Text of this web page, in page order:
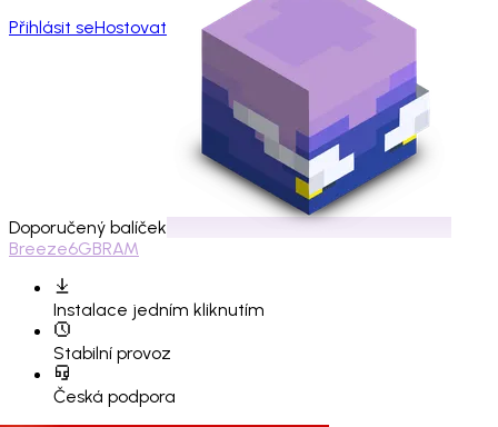
Přihlásit seHostovat
Doporučený balíček
Breeze6GBRAM
Instalace jedním kliknutím
Stabilní provoz
Česká podpora